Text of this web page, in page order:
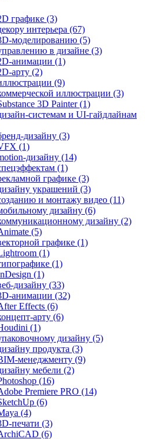
графике (3)
интерьера (67)
(5)
в дизайне (3)
(1)
(2)
(9)
иллюстрации (3)
3D Painter (1)
системам и UI-гайдлайнам
(3)
(1)
дизайну (14)
(1)
графике (3)
украшений (3)
и монтажу видео (11)
дизайну (6)
дизайну (2)
(5)
графике (1)
(1)
(1)
(1)
(33)
(32)
Effects (6)
(6)
(1)
дизайну (5)
продукта (3)
(9)
мебели (2)
(16)
Premiere PRO (14)
(6)
(4)
печати (3)
(6)